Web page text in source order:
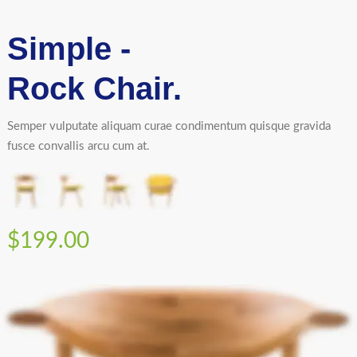
Simple -
Rock Chair.
Semper vulputate aliquam curae condimentum quisque gravida
fusce convallis arcu cum at.
$199.00